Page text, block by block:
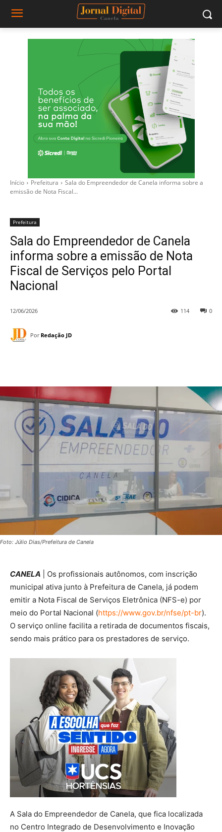
Início Prefeitura
Sala do Empreendedor de Canela informa sobre a
emissão de Nota Fiscal...
Prefeitura
Sala do Empreendedor de Canela
informa sobre a emissão de Nota
Fiscal de Serviços pelo Portal
Nacional
12/06/2026 0
114
Por Redação JD
Foto: Júlio Dias/Prefeitura de Canela
CANELA | Os profissionais autônomos, com inscrição
municipal ativa junto à Prefeitura de Canela, já podem
emitir a Nota Fiscal de Serviços Eletrônica (NFS-e) por
meio do Portal Nacional (https://www.gov.br/nfse/pt-br).
O serviço online facilita a retirada de documentos fiscais,
sendo mais prático para os prestadores de serviço.
A Sala do Empreendedor de Canela, que fica localizada
no Centro Integrado de Desenvolvimento e Inovação